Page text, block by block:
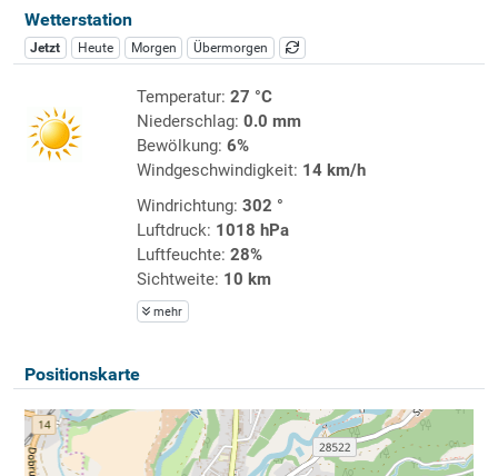
Wetterstation
Jetzt Heute Morgen Übermorgen
Temperatur: 27 °C
Niederschlag: 0.0 mm
Bewölkung: 6%
Windgeschwindigkeit: 14 km/h
Windrichtung: 302 °
Luftdruck: 1018 hPa
Luftfeuchte: 28%
Sichtweite: 10 km
mehr
Positionskarte